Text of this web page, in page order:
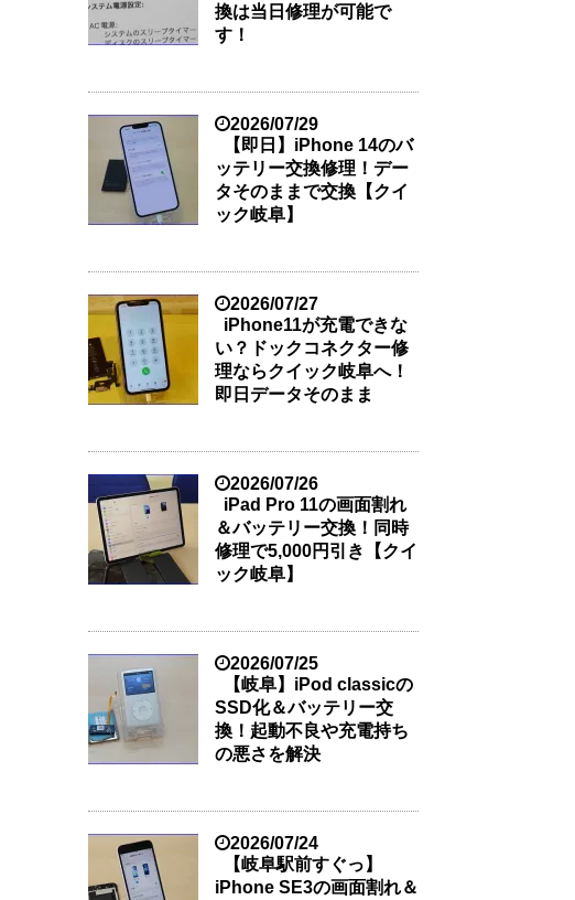
換は当日修理が可能で
す！
2026/07/29
【即日】iPhone 14のバ
ッテリー交換修理！デー
タそのままで交換【クイ
ック岐阜】
2026/07/27
iPhone11が充電できな
い？ドックコネクター修
理ならクイック岐阜へ！
即日データそのまま
2026/07/26
iPad Pro 11の画面割れ
＆バッテリー交換！同時
修理で5,000円引き【クイ
ック岐阜】
2026/07/25
【岐阜】iPod classicの
SSD化＆バッテリー交
換！起動不良や充電持ち
の悪さを解決
2026/07/24
【岐阜駅前すぐっ】
iPhone SE3の画面割れ＆